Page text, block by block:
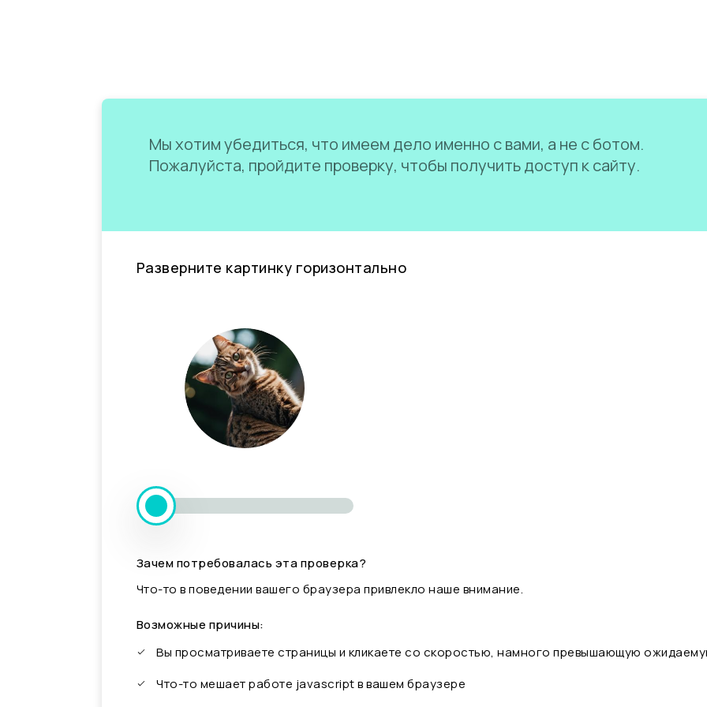
Мы хотим убедиться, что имеем дело именно с вами, а не с ботом.
Пожалуйста, пройдите проверку, чтобы получить доступ к сайту.
Разверните картинку горизонтально
Зачем потребовалась эта проверка?
Что-то в поведении вашего браузера привлекло наше внимание.
Возможные причины:
Вы просматриваете страницы и кликаете со скоростью, намного превышающую
Что-то мешает работе javascript в вашем браузере